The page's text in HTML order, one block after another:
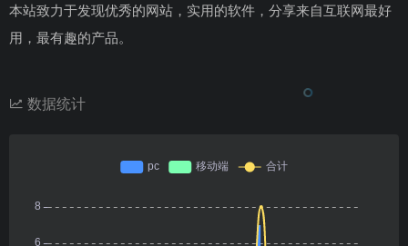
本站致力于发现优秀的网站，实用的软件，分享来自互联网最好
用，最有趣的产品。
数据统计